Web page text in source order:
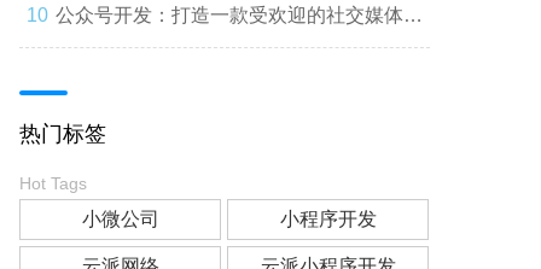
公众号开发：打造一款受欢迎的社交媒体应
热门标签
Hot Tags
小微公司 小程序开发